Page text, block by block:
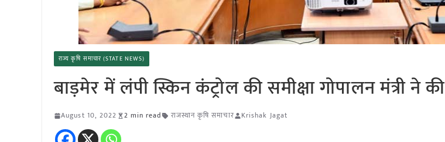
राज्य कृषि समाचार (STATE NEWS)
बाड़मेर में लंपी स्किन कंट्रोल की समीक्षा गोपालन मंत्री ने की
August 10, 2022 2 min read राजस्थान कृषि समाचार Krishak Jagat